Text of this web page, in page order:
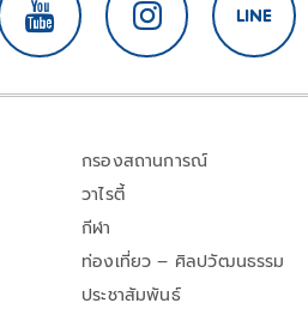
กรองสถานการณ์
วาไรตี้
กีฬา
ท่องเที่ยว – ศิลปวัฒนธรรม
ประชาสัมพันธ์